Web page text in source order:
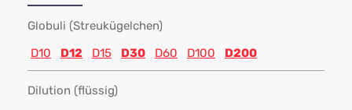
Globuli (Streukügelchen)
D10
D12 D15 D30 D60 D100 D200
Dilution (flüssig)